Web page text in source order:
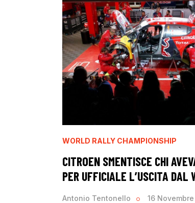
WORLD RALLY CHAMPIONSHIP
CITROEN SMENTISCE CHI
PER UFFICIALE L’USCITA DAL
Antonio Tentonello 16